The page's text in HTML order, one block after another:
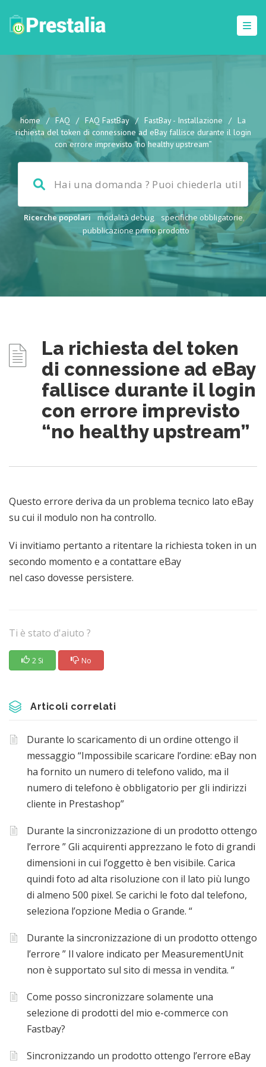
home / FAQ / FAQ FastBay / FastBay - Installazione / La
richiesta del token di connessione ad eBay fallisce durante il login
con errore imprevisto “no healthy upstream”
Ricerche popolari modalità debug, specifiche obbligatorie,
pubblicazione primo prodotto
La richiesta del token
di connessione ad eBay
fallisce durante il login
con errore imprevisto
“no healthy upstream”
Questo errore deriva da un problema tecnico lato eBay
su cui il modulo non ha controllo.
Vi invitiamo pertanto a ritentare la richiesta token in un
secondo momento e a contattare eBay
nel caso dovesse persistere.
Ti è stato d'aiuto ?
2 Si No
Articoli correlati
Durante lo scaricamento di un ordine ottengo il
messaggio “Impossibile scaricare l’ordine: eBay non
ha fornito un numero di telefono valido, ma il
numero di telefono è obbligatorio per gli indirizzi
cliente in Prestashop”
Durante la sincronizzazione di un prodotto ottengo
l’errore ” Gli acquirenti apprezzano le foto di grandi
dimensioni in cui l’oggetto è ben visibile. Carica
quindi foto ad alta risoluzione con il lato più lungo
di almeno 500 pixel. Se carichi le foto dal telefono,
seleziona l’opzione Media o Grande. “
Durante la sincronizzazione di un prodotto ottengo
l’errore ” Il valore indicato per MeasurementUnit
non è supportato sul sito di messa in vendita. “
Come posso sincronizzare solamente una
selezione di prodotti del mio e-commerce con
Fastbay?
Sincronizzando un prodotto ottengo l’errore eBay